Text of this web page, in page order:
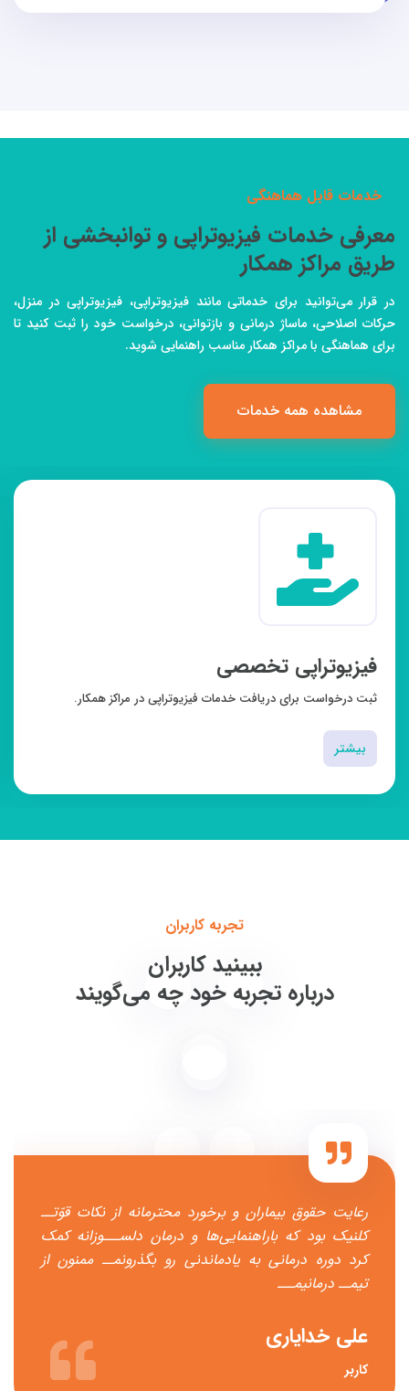
خدمات قابل هماهنگی
معرفی خدمات فیزیوتراپی و توانبخشی از
طریق مراکز همکار
در قرار می‌توانید برای خدماتی مانند فیزیوتراپی، فیزیوتراپی در منزل،
حرکات اصلاحی، ماساژ درمانی و بازتوانی، درخواست خود را ثبت کنید تا
برای هماهنگی با مراکز همکار مناسب راهنمایی شوید.
مشاهده همه خدمات
فیزیوتراپی تخصصی
ثبت درخواست برای دریافت خدمات فیزیوتراپی در مراکز همکار.
بیشتر
تجربه کاربران
ببینید کاربران
درباره تجربه خود چه می‌گویند
رعایت حقوق بیماران و برخورد محترمانه از نکات قوّتــ
کلنیک بود که باراهنمایی‌ها و درمان دلســـوزانه کمک
کرد دوره درمانی به یادماندنی رو بگذرونمــ ممنون از
تیمــ درمانیمـــ
علی خدایاری
کاربر